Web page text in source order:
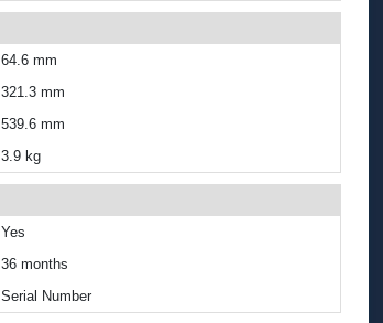
64.6 mm
321.3 mm
539.6 mm
3.9 kg
Yes
36 months
Serial Number